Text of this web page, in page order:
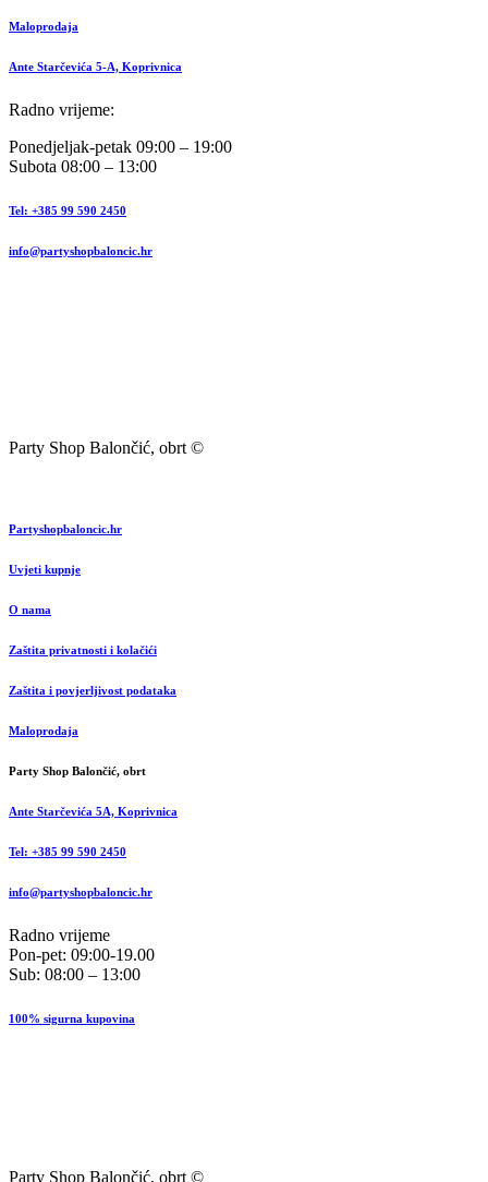
Maloprodaja
Ante Starčevića 5-A, Koprivnica
Radno vrijeme:
Ponedjeljak-petak 09:00 – 19:00
Subota 08:00 – 13:00
Tel: +385 99 590 2450
info@partyshopbaloncic.hr
Party Shop Balončić, obrt ©
Partyshopbaloncic.hr
Uvjeti kupnje
O nama
Zaštita privatnosti i kolačići
Zaštita i povjerljivost podataka
Maloprodaja
Party Shop Balončić, obrt
Ante Starčevića 5A, Koprivnica
Tel: +385 99 590 2450
info@partyshopbaloncic.hr
Radno vrijeme
Pon-pet: 09:00-19.00
Sub: 08:00 – 13:00
100% sigurna kupovina
Party Shop Balončić, obrt ©